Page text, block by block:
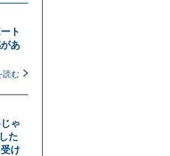
ト
あ
読む
ゃ
た
け